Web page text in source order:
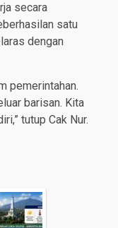
secara
satu
dengan
pemerintahan.
barisan. Kita
tutup Cak Nur.